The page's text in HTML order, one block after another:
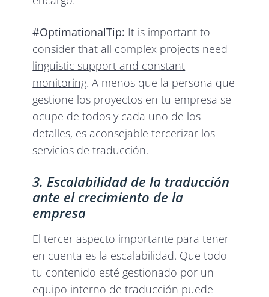
#OptimationalTip: It is important to
consider thatall complex projects need
linguistic support and constant
monitoring. A menos que la persona que
gestione los proyectos en tu empresa se
ocupe de todos y cada uno de los
detalles, es aconsejable tercerizar los
servicios de traducción.
3. Escalabilidad de la traducción
ante el crecimiento de la
empresa
El tercer aspecto importante para tener
en cuenta es la escalabilidad. Que todo
tu contenido esté gestionado por un
equipo interno de traducción puede